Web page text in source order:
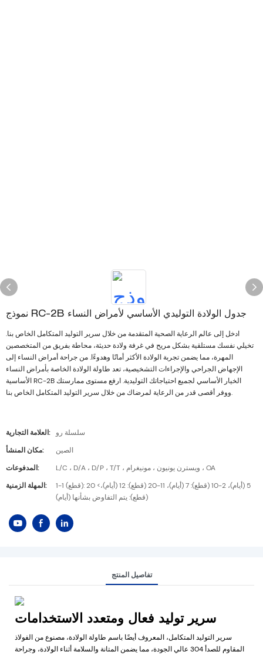
نموذج RC-2B جدول الولادة التوليدي الأساسي لأمراض النساء
ادخل إلى عالم الرعاية الصحية المتقدمة من خلال سرير التوليد المتكامل الخاص بنا.
تخيلي نفسك مستلقية بشكل مريح في غرفة ولادة حديثة، محاطة بفريق من المتخصصين
المهرة، مما يضمن تجربة الولادة الأكثر أمانًا وهدوءًا. من جراحة أمراض النساء إلى
الإجهاض الجراحي والإجراءات التشخيصية، تعد طاولة الولادة الخاصة بأمراض النساء
الأساسية RC-2B الخيار الأساسي لجميع احتياجاتك التوليدية. ارفع مستوى ممارستك
ووفر أقصى قدر من الرعاية لمرضاك من خلال سرير التوليد المتكامل الخاص بنا.
العلامة التجارية:
سلسلة رو
مكان المنشأ:
الصين
المدفوعات:
L/C ، D/A ، D/P ، T/T ، ويسترن يونيون ، مونيغرام ، OA
المهلة الزمنية:
1-1 (قطع): 5 (أيام)، 2-10 (قطع): 7 (أيام)، 11-20 (قطع): 12 (أيام)،> 20
(قطع): يتم التفاوض بشأنها (أيام)
تفاصيل المنتج
سرير التوليد المتكامل، المعروف أيضًا باسم طاولة الولادة، مصنوع من الفولاذ
المقاوم للصدأ 304 عالي الجودة، مما يضمن المتانة والسلامة أثناء الولادة، وجراحة